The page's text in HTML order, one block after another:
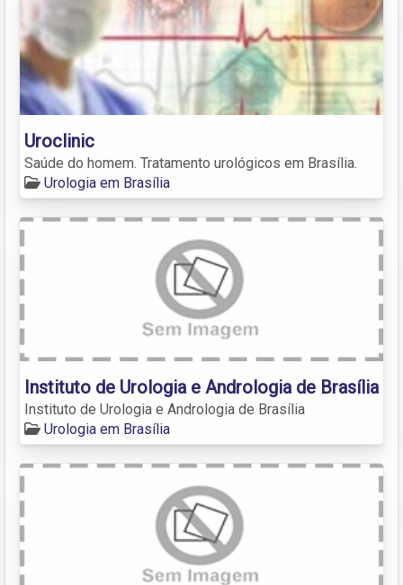
Uroclinic
Saúde do homem. Tratamento urológicos em Brasília.
Urologia em Brasília
Instituto de Urologia e Andrologia de Brasília
Instituto de Urologia e Andrologia de Brasília
Urologia em Brasília